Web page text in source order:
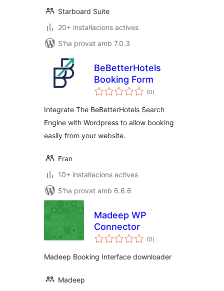
Starboard Suite
20+ instal·lacions actives
S'ha provat amb 7.0.3
BeBetterHotels
Booking Form
(0puntuacions
totals
)
Integrate The BeBetterHotels Search
Engine with Wordpress to allow booking
easily from your website.
Fran
10+ instal·lacions actives
S'ha provat amb 6.6.6
Madeep WP
Connector
(0puntuacions
totals
)
Madeep Booking Interface downloader
Madeep